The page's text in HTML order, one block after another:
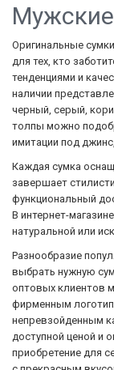
Оригинальные
для тех, кто
тенденциями и
наличии
черный, серый,
толпы можно
имитации под
Каждая сумка
завершает
функциональный
В интернет-
натуральной или
Разнообразие
выбрать нужную
оптовых клиентов
фирменным
непревзойденным
доступной ценой и
приобретение для